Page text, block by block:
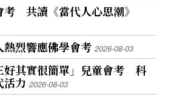
考 共讀《當代人心思潮》
熱烈響應佛學會考2026-08-03
好其實很簡單」兒童會考 科
活力2026-08-03